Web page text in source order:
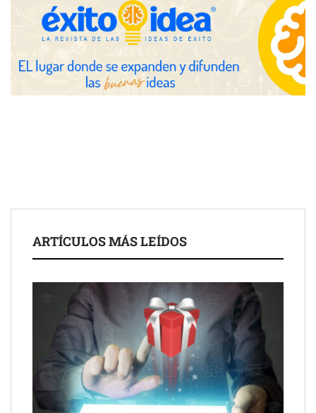
Eagle Waterproofing recomienda revisar la
ARTÍCULOS MÁS LEÍDOS